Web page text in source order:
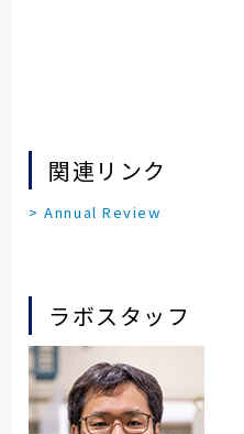
関連リンク
> Annual Review
ラボスタッフ